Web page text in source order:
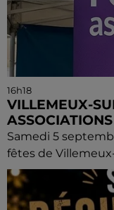
16h18
VILLEMEUX-
ASSOCIATIONS
Samedi 5
fêtes de